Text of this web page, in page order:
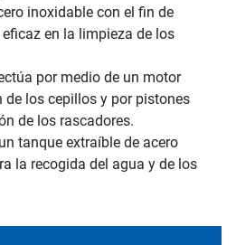
inoxidable con el fin de
en la limpieza de los
por medio de un motor
los cepillos y por pistones
de los rascadores.
tanque extraíble de acero
la recogida del agua y de los